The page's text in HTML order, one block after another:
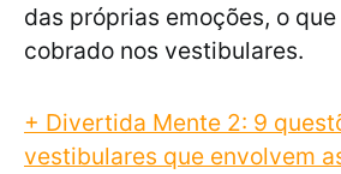
das próprias emoções, o
cobrado nos vestibulares.
+ Divertida Mente 2: 9
vestibulares que envolvem